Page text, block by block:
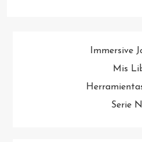
Immersive
Mis
Serie